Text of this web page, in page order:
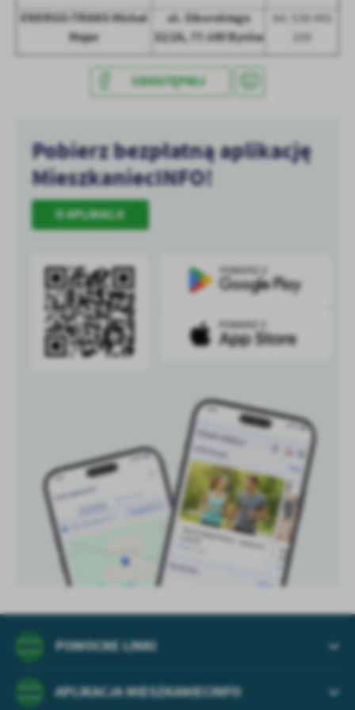
treści w postaci wiadomości, ofert, komunikatów mediów
społecznościowych.
ENERGO-TRANS Michał
Majer
ul. Sikorskiego
32/2A, 77-100 Bytów
tel. 538 443
UDOSTĘPNIJ
Pobierz bezpłatną aplikację
MieszkaniecINFO!
O APLIKACJI
POMOCNE LINKI
APLIKACJA MIESZKANIECINFO